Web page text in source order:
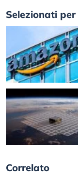
Selezionati
Correlato